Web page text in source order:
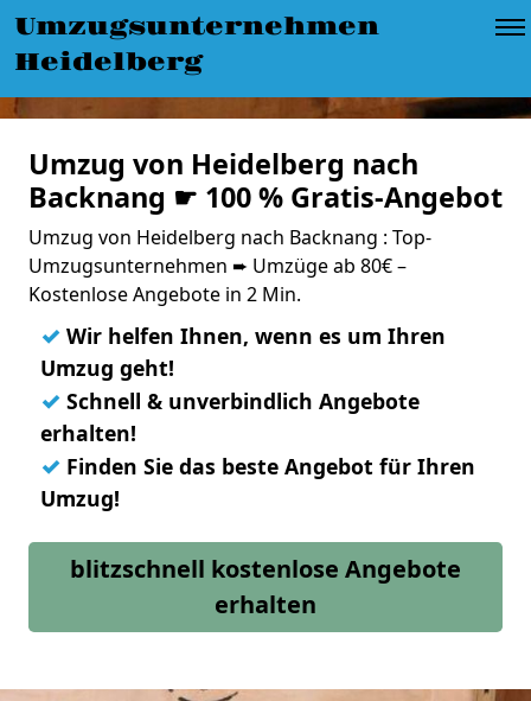
Umzugsunternehmen
Heidelberg
Umzug von Heidelberg nach
Backnang ☛ 100 % Gratis-Angebot
Umzug von Heidelberg nach Backnang : Top-
Umzugsunternehmen ➨ Umzüge ab 80€ –
Kostenlose Angebote in 2 Min.
✓ Wir helfen Ihnen, wenn es um Ihren
Umzug geht!
✓ Schnell & unverbindlich Angebote
erhalten!
✓ Finden Sie das beste Angebot für Ihren
Umzug!
blitzschnell kostenlose Angebote
erhalten